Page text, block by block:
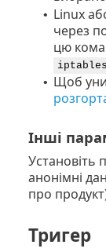
• Linux
через
цю
• Щоб
Інші
Установіть
анонімні
про
Тригер